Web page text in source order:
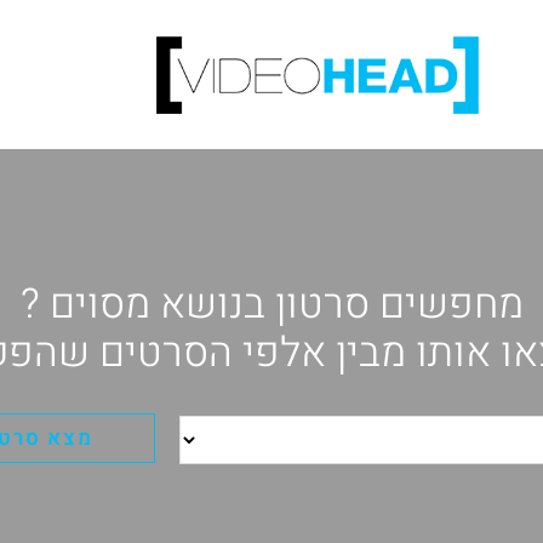
מחפשים סרטון בנושא מסוים ?
אותו מבין אלפי הסרטים